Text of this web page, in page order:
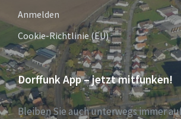
Anmelden
Cookie-Richtlinie (EU)
Dorffunk App – jetzt mitfunken!
Bleiben Sie auch unterwegs immer